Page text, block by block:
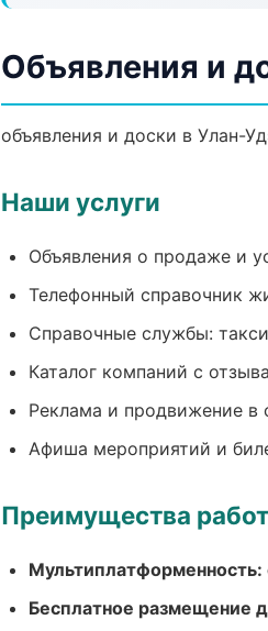
Объявления и
объявления и доски в Улан-
Наши услуги
Объявления о продаже и
Телефонный справочник
Справочные службы:
Каталог компаний с
Реклама и продвижение в
Афиша мероприятий и
Преимущества
Мультиплатформенность:
Бесплатное размещение